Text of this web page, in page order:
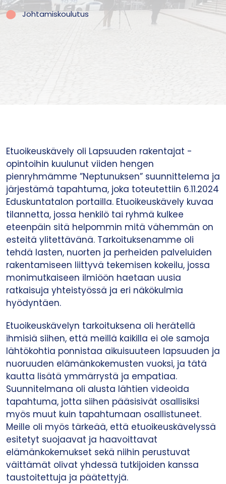
Johtamiskoulutus
Etuoikeuskävely oli Lapsuuden rakentajat -
opintoihin kuulunut viiden hengen
pienryhmämme ”Neptunuksen” suunnittelema ja
järjestämä tapahtuma, joka toteutettiin 6.11.2024
Eduskuntatalon portailla. Etuoikeuskävely kuvaa
tilannetta, jossa henkilö tai ryhmä kulkee
eteenpäin sitä helpommin mitä vähemmän on
esteitä ylitettävänä. Tarkoituksenamme oli
tehdä lasten, nuorten ja perheiden palveluiden
rakentamiseen liittyvä tekemisen kokeilu, jossa
monimutkaiseen ilmiöön haetaan uusia
ratkaisuja yhteistyössä ja eri näkökulmia
hyödyntäen.
Etuoikeuskävelyn tarkoituksena oli herätellä
ihmisiä siihen, että meillä kaikilla ei ole samoja
lähtökohtia ponnistaa aikuisuuteen lapsuuden ja
nuoruuden elämänkokemusten vuoksi, ja tätä
kautta lisätä ymmärrystä ja empatiaa.
Suunnitelmana oli alusta lähtien videoida
tapahtuma, jotta siihen pääsisivät osallisiksi
myös muut kuin tapahtumaan osallistuneet.
Meille oli myös tärkeää, että etuoikeuskävelyssä
esitetyt suojaavat ja haavoittavat
elämänkokemukset sekä niihin perustuvat
väittämät olivat yhdessä tutkijoiden kanssa
taustoitettuja ja päätettyjä.